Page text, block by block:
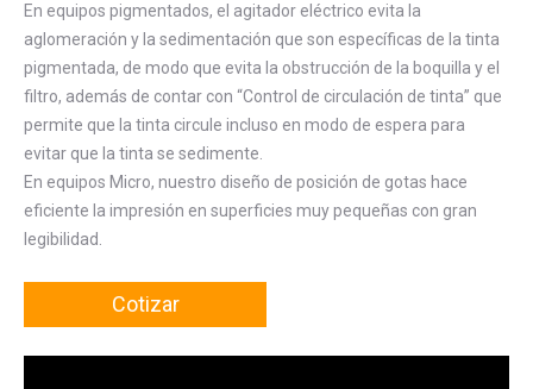
En equipos pigmentados, el agitador eléctrico evita la
aglomeración y la sedimentación que son específicas de la tinta
pigmentada, de modo que evita la obstrucción de la boquilla y el
filtro, además de contar con “Control de circulación de tinta” que
permite que la tinta circule incluso en modo de espera para
evitar que la tinta se sedimente.
En equipos Micro, nuestro diseño de posición de gotas hace
eficiente la impresión en superficies muy pequeñas con gran
legibilidad.
Cotizar